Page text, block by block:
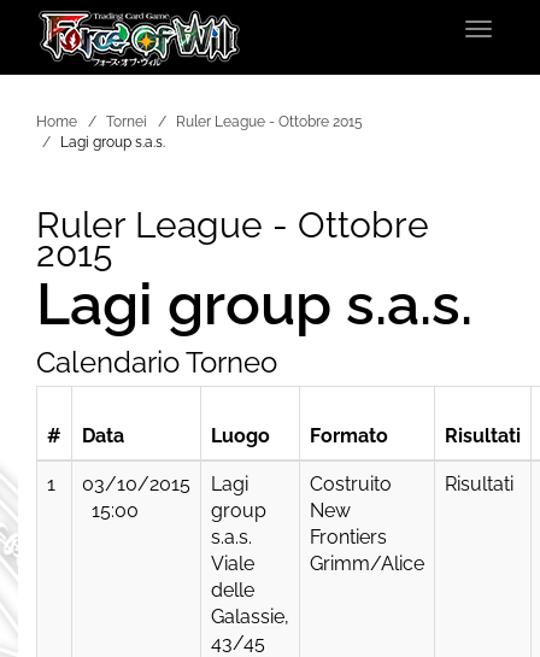
Toggle
Home Tornei
Ruler League - Ottobre 2015
Lagi group s.a.s.
Ruler League - Ottobre
2015
Lagi group s.a.s.
Calendario Torneo
# Data Luogo Formato Risultati
1
03/10/2015
15:00
Lagi
group
s.a.s.
Viale
delle
Galassie,
43/45
Costruito
New
Frontiers
Grimm/Alice
Risultati